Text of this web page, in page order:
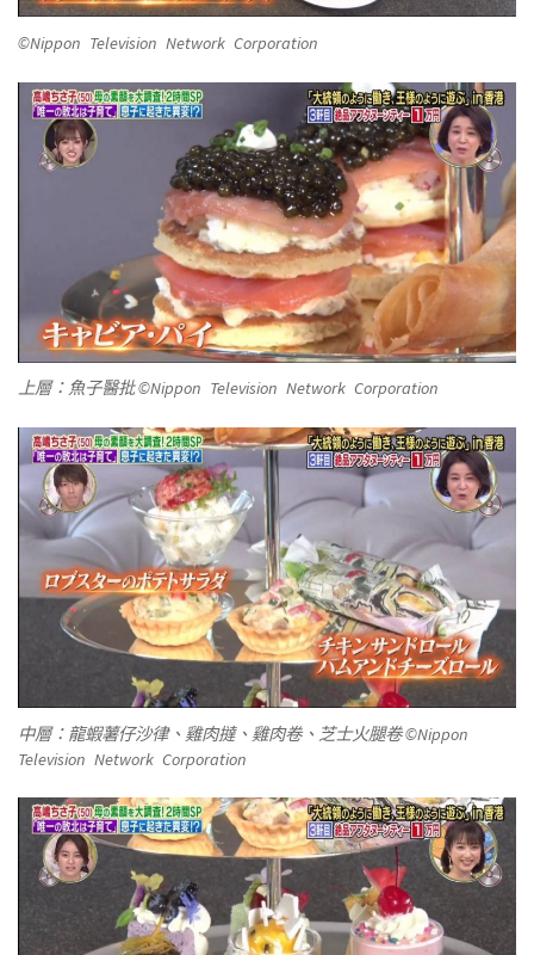
©Nippon Television Network Corporation
上層：魚子醫批 ©Nippon Television Network Corporation
中層：龍蝦薯仔沙律、雞肉撻、雞肉卷、芝士火腿卷 ©Nippon
Television Network Corporation